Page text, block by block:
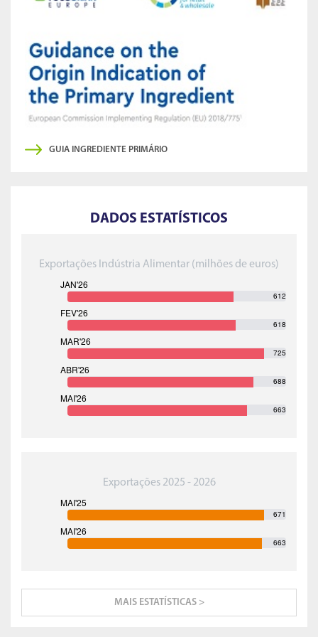
GUIA INGREDIENTE PRIMÁRIO
DADOS ESTATÍSTICOS
Exportações Indústria Alimentar (milhões de euros)
612
618
725
688
663
Exportações 2025 - 2026
671
663
MAIS ESTATÍSTICAS >